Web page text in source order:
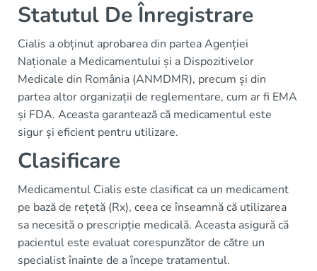
Statutul De Înregistrare
Cialis a obținut aprobarea din partea Agenției
Naționale a Medicamentului și a Dispozitivelor
Medicale din România (ANMDMR), precum și din
partea altor organizații de reglementare, cum ar fi EMA
și FDA. Aceasta garantează că medicamentul este
sigur și eficient pentru utilizare.
Clasificare
Medicamentul Cialis este clasificat ca un medicament
pe bază de rețetă (Rx), ceea ce înseamnă că utilizarea
sa necesită o prescripție medicală. Aceasta asigură că
pacientul este evaluat corespunzător de către un
specialist înainte de a începe tratamentul.